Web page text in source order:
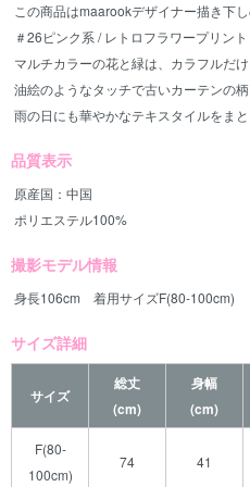
この商品はmaarookデザイナー描き下
＃26ピンク系 / レトロフラワープリン
マルチカラーの花と緑は、カラフルだ
油絵のようなタッチで古いカーテンの
雨の日にも華やかなテキスタイルをま
品質表示
原産国：中国
ポリエステル100%
撮影モデル情報
身長106cm 着用サイズF(80-100cm)
サイズ詳細
サイズ
総丈
(cm)
身幅
(cm)
F(80-
100cm)
74 41